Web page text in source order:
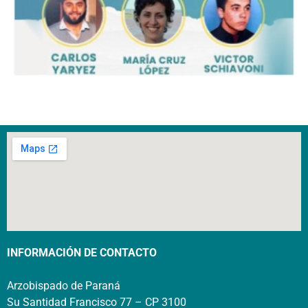
INFORMACIÓN DE CONTACTO
Arzobispado de Paraná
Su Santidad Francisco 77 – CP 3100